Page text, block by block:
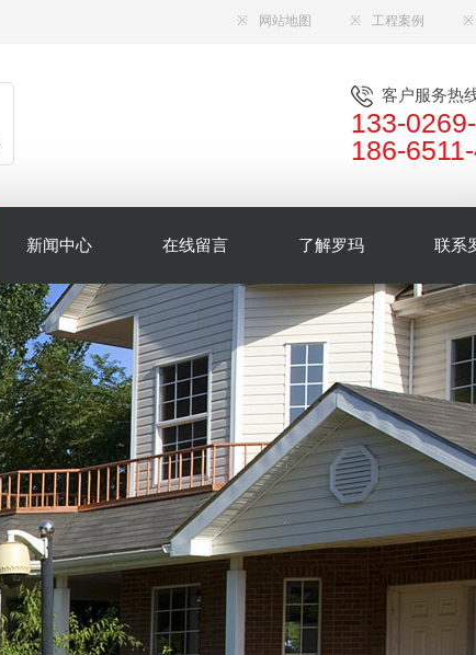
※ 网站地图 ※ 工程案例 ※
客户服务热
133-
186-
新闻中心 在线留言 了解罗玛 联系